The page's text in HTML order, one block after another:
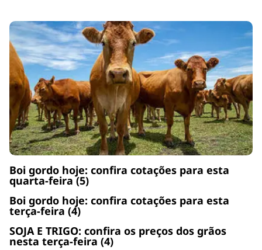
Boi gordo hoje: confira cotações para esta
quarta-feira (5)
Boi gordo hoje: confira cotações para esta
terça-feira (4)
SOJA E TRIGO: confira os preços dos grãos
nesta terça-feira (4)